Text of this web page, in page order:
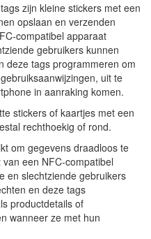
zijn kleine stickers met een
opslaan en verzenden
compatibel apparaat
gebruikers kunnen
deze tags programmeren om
uit te
in aanraking komen.
stickers of kaartjes met een
rechthoekig of rond.
om gegevens draadloos te
een NFC-compatibel
en slechtziende gebruikers
en deze tags
productdetails of
wanneer ze met hun